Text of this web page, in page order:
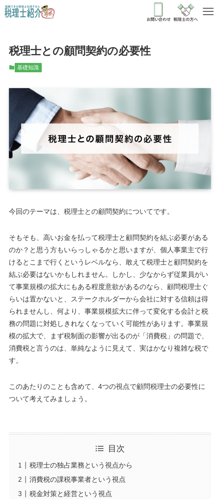
税理士との顧問契約の必要性
基礎知識
今回のテーマは、税理士との顧問契約についてです。
そもそも、高いお金を払って税理士と顧問契約を結ぶ必要がある
のか？と思う方もいらっしゃるかと思いますが、個人事業主で行
けるとこまで行くというレベルなら、敢えて税理士と顧問契約を
結ぶ必要はないかもしれません。しかし、少なからず従業員がい
て事業規模の拡大にもある程度意欲があるのなら、顧問税理士ぐ
らいは置かないと、ステークホルダーから会社に対する信頼は得
られませんし、何より、事業規模拡大に伴って変化する会計と税
務の問題に対処しきれなくなっていく可能性があります。事業規
模の拡大で、まず税制面の影響が出るのが「消費税」の問題で、
消費税と言うのは、単純なように見えて、実はかなり複雑な税で
す。
このあたりのことも含めて、4つの視点で顧問税理士の必要性に
ついて考えてみましょう。
目次
税理士の独占業務という視点から
消費税の課税事業者という視点
税金対策と経営という視点